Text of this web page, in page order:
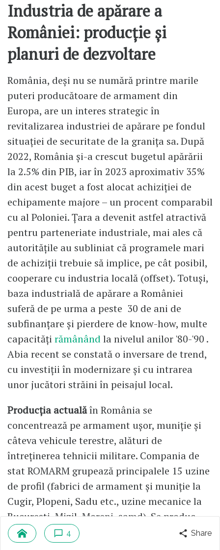
Industria de apărare a
României: producție și
planuri de dezvoltare
România, deși nu se numără printre marile
puteri producătoare de armament din
Europa, are un interes strategic în
revitalizarea industriei de apărare pe fondul
situației de securitate de la granița sa. După
2022, România și-a crescut bugetul apărării
la 2.5% din PIB, iar în 2023 aproximativ 35%
din acest buget a fost alocat achiziției de
echipamente majore – un procent comparabil
cu al Poloniei. Țara a devenit astfel atractivă
pentru parteneriate industriale, mai ales că
autoritățile au subliniat că programele mari
de achiziții trebuie să implice, pe cât posibil,
cooperare cu industria locală (offset). Totuși,
baza industrială de apărare a României
suferă de pe urma a peste 30 de ani de
subfinanțare și pierdere de know-how, multe
capacități rămânând la nivelul anilor '80-'90 .
Abia recent se constată o inversare de trend,
cu investiții în modernizare și cu intrarea
unor jucători străini în peisajul local.
Producția actualăîn România se
concentrează pe armament ușor, muniție și
câteva vehicule terestre, alături de
întreținerea tehnicii militare. Compania de
stat ROMARM grupează principalele 15 uzine
de profil (fabrici de armament și muniție la
Cugir, Plopeni, Sadu etc., uzine mecanice la
București, Mizil, Moreni, șamd). Se produc
muniții de calibru mic și mediu (gloanțe,
proiectile de artilerie până la 152 mm), arme
4 Share